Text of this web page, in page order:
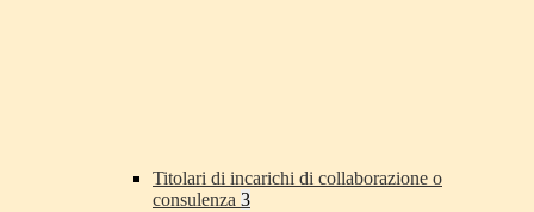
Titolari di incarichi di collaborazione o
consulenza 3